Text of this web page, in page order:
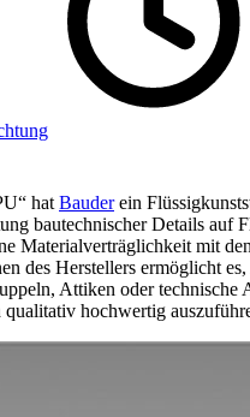
hat Bauderein
bautechnischer Details auf
Materialverträglichkeit mit
des Herstellers ermöglicht es,
Attiken oder technische
qualitativ hochwertig